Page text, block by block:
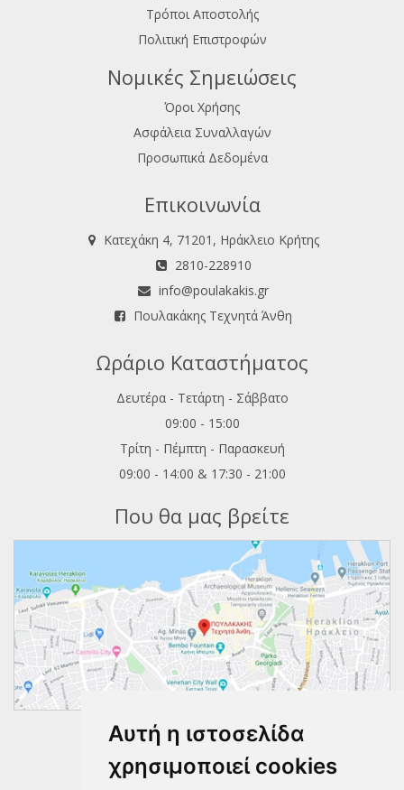
Αυτή η ιστοσελίδα
χρησιμοποιεί cookies
Τρόποι Αποστολής
Πολιτική Επιστροφών
Νομικές Σημειώσεις
Όροι Χρήσης
Ασφάλεια Συναλλαγών
Προσωπικά Δεδομένα
Επικοινωνία
Κατεχάκη 4, 71201, Ηράκλειο Κρήτης
2810-228910
info@poulakakis.gr
Πουλακάκης Τεχνητά Άνθη
Ωράριο Καταστήματος
Δευτέρα - Τετάρτη - Σάββατο
09:00 - 15:00
Τρίτη - Πέμπτη - Παρασκευή
09:00 - 14:00 & 17:30 - 21:00
Που θα μας βρείτε
Ακολουθήστε μας